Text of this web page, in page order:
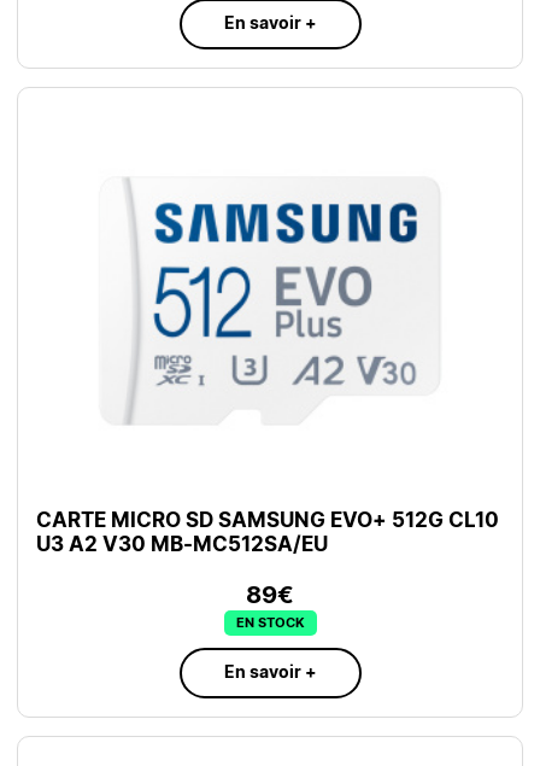
En savoir +
CARTE MICRO SD SAMSUNG EVO+ 512G CL10
U3 A2 V30 MB-MC512SA/EU
89€
EN STOCK
En savoir +